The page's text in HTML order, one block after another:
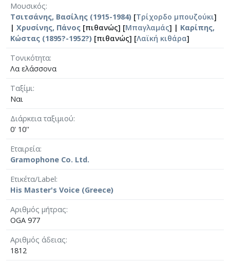
Μουσικός
Τσιτσάνης, Βασίλης (1915-1984) [Τρίχορδο μπουζούκι]
| Χρυσίνης, Πάνος [πιθανώς] [Μπαγλαμάς] | Καρίπης,
Κώστας (1895?-1952?) [πιθανώς] [Λαϊκή κιθάρα]
Τονικότητα
Λα ελάσσονα
Ταξίμι
Ναι
Διάρκεια ταξιμιού
0' 10''
Εταιρεία
Gramophone Co. Ltd.
Ετικέτα/Label
His Master's Voice (Greece)
Αριθμός μήτρας
OGA 977
Αριθμός άδειας
1812